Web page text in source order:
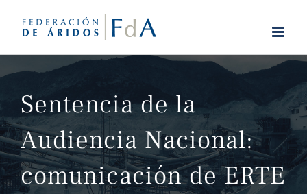
Sentencia de la
Audiencia Nacional:
comunicación de ERTE